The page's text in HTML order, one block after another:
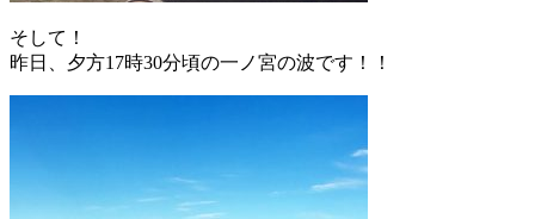
そして！
昨日、夕方17時30分頃の一ノ宮の波です！！